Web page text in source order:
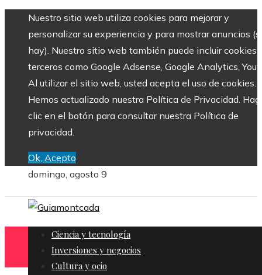
Nuestro sitio web utiliza cookies para mejorar y
personalizar su experiencia y para mostrar anuncios
hay). Nuestro sitio web también puede incluir cookies
terceros como Google Adsense, Google Analytics,
Al utilizar el sitio web, usted acepta el uso de cookies.
Hemos actualizado nuestra Política de Privacidad.
clic en el botón para consultar nuestra Política de
privacidad.
Ok, Acepto
domingo, agosto 9
Ciencia y tecnología
Inversiones y negocios
Cultura y ocio